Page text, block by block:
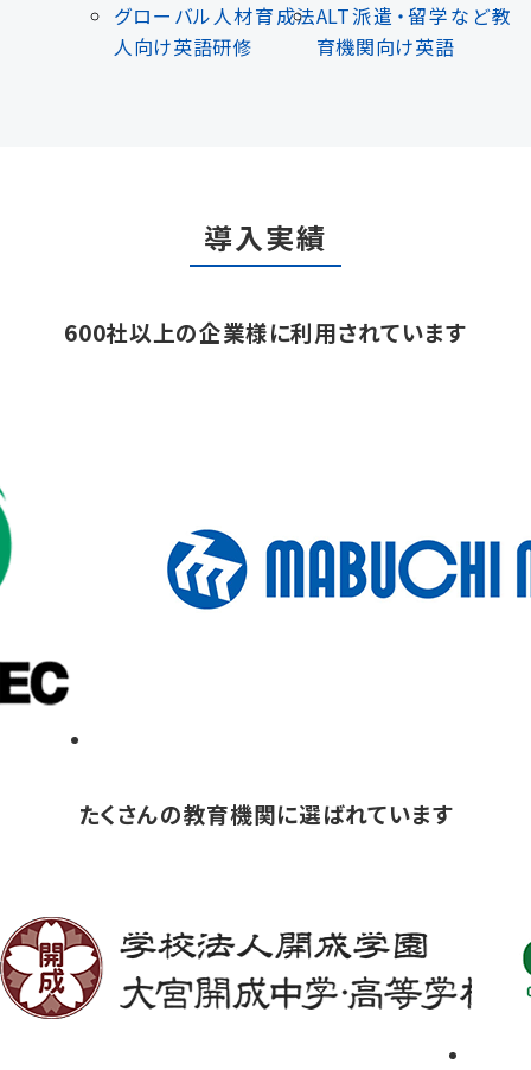
グローバル人材育成法
人向け英語研修
ALT派遣・留学など教
育機関向け英語
導入実績
600社以上の企業様に利用されています
たくさんの教育機関に選ばれています